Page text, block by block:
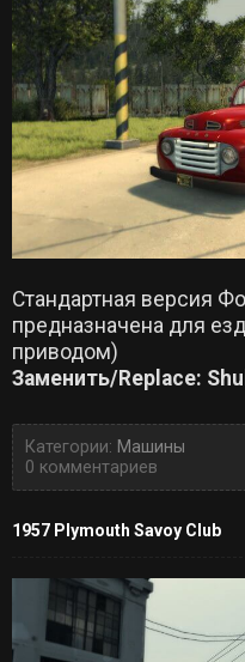
Стандартная версия
предназначена для
приводом)
Заменить/Replace:
Категории: Машины
0 комментариев
1957 Plymouth Savoy Club